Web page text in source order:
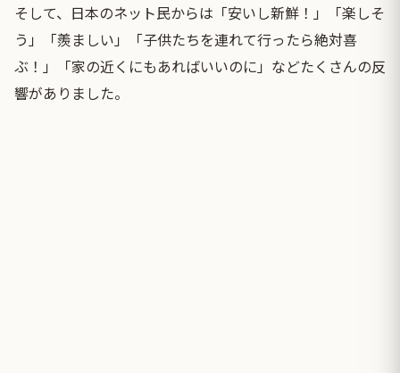
そして、日本のネット民からは「安いし新鮮！」「楽しそ
う」「羨ましい」「子供たちを連れて行ったら絶対喜
ぶ！」「家の近くにもあればいいのに」などたくさんの反
響がありました。